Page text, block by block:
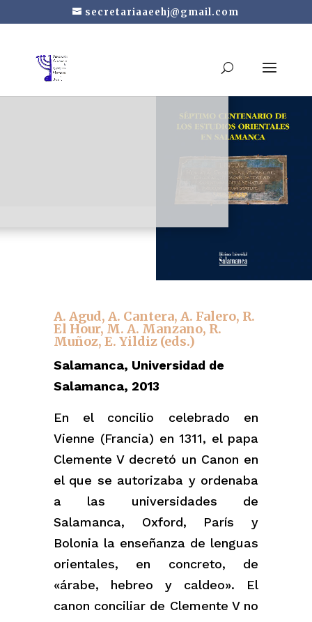
secretariaaeehj@gmail.com
Séptimo centenario
de los estudios
orientales en
A. Agud, A. Cantera, A. Falero, R.
El Hour, M. A. Manzano, R.
Muñoz, E. Yildiz (eds.)
Salamanca, Universidad de
Salamanca, 2013
En el concilio celebrado en
Vienne (Francia) en 1311, el papa
Clemente V decretó un Canon en
el que se autorizaba y ordenaba
a las universidades de
Salamanca, Oxford, París y
Bolonia la enseñanza de lenguas
orientales, en concreto, de
«árabe, hebreo y caldeo». El
canon conciliar de Clemente V no